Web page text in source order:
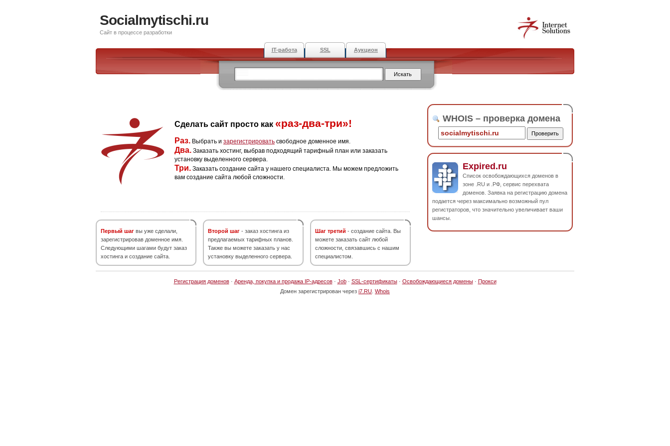
Socialmytischi.ru
Сайт в процессе разработки
IT-работа SSL Аукцион
Сделать сайт просто как «раз-два-три»!
Раз. Выбрать и зарегистрировать свободное доменное имя.
Два. Заказать хостинг, выбрав подходящий тарифный план или заказать
установку выделенного сервера.
Три. Заказать создание сайта у нашего специалиста. Мы можем предложить
вам создание сайта любой сложности.
Первый шаг вы уже сделали,
зарегистрировав доменное имя.
Следующими шагами будут заказ
хостинга и создание сайта.
Второй шаг - заказ хостинга из
предлагаемых тарифных планов.
Также вы можете заказать у нас
установку выделенного сервера.
Шаг третий - создание сайта. Вы
можете заказать сайт любой
сложности, связавшись с нашим
специалистом.
WHOIS – проверка домена
Expired.ru
Список освобождающихся доменов в
зоне .RU и .РФ, сервис перехвата
доменов. Заявка на регистрацию домена
подается через максимально возможный пул
регистраторов, что значительно увеличивает ваши
шансы.
Регистрация доменов· Аренда, покупка и продажа IP-адресов· Job· SSL-сертификаты· Освобождающиеся домены· Прокси
Домен зарегистрирован через i7.RU Whois